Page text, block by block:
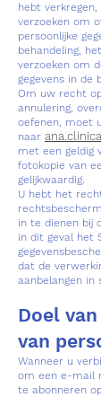
hebt
verzoeken om
persoonlijke
behandeling,
verzoeken om
gegevens in de
Om uw recht
annulering,
oefenen, moet
naar
met een geldig
fotokopie van
gelijkwaardig.
U hebt het
in te dienen bij
in dit geval het
dat de
aanbelangen in
Doel
van
Wanneer u
om een e-mail
te abonneren